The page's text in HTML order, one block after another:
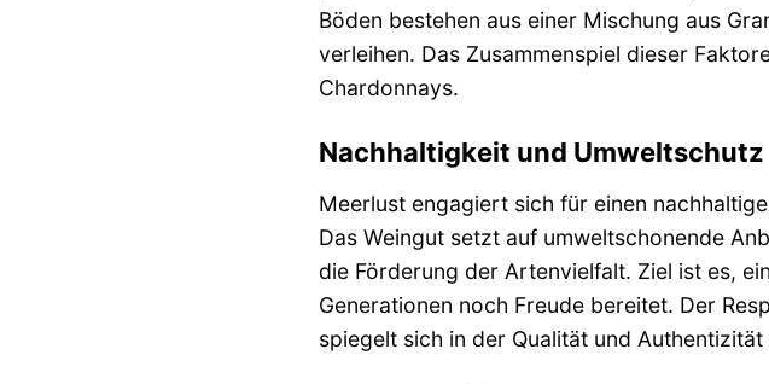
Böden bestehen aus einer Mischung aus
verleihen. Das Zusammenspiel dieser
Chardonnays.
Nachhaltigkeit und Umweltschutz
Meerlust engagiert sich für einen
Das Weingut setzt auf umweltschonende
die Förderung der Artenvielfalt. Ziel ist es,
Generationen noch Freude bereitet. Der
spiegelt sich in der Qualität und Authentizität